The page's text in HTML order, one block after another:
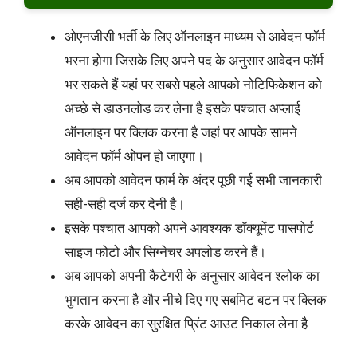
ओएनजीसी भर्ती के लिए ऑनलाइन माध्यम से आवेदन फॉर्म
भरना होगा जिसके लिए अपने पद के अनुसार आवेदन फॉर्म
भर सकते हैं यहां पर सबसे पहले आपको नोटिफिकेशन को
अच्छे से डाउनलोड कर लेना है इसके पश्चात अप्लाई
ऑनलाइन पर क्लिक करना है जहां पर आपके सामने
आवेदन फॉर्म ओपन हो जाएगा।
अब आपको आवेदन फार्म के अंदर पूछी गई सभी जानकारी
सही-सही दर्ज कर देनी है।
इसके पश्चात आपको अपने आवश्यक डॉक्यूमेंट पासपोर्ट
साइज फोटो और सिग्नेचर अपलोड करने हैं।
अब आपको अपनी कैटेगरी के अनुसार आवेदन श्लोक का
भुगतान करना है और नीचे दिए गए सबमिट बटन पर क्लिक
करके आवेदन का सुरक्षित प्रिंट आउट निकाल लेना है